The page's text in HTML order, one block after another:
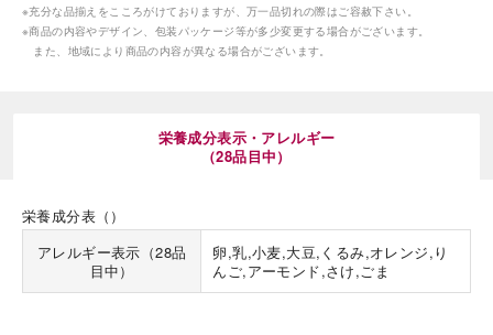
※充分な品揃えをこころがけておりますが、万一品切れの際はご容赦下さい。
※商品の内容やデザイン、包装パッケージ等が多少変更する場合がございます。
また、地域により商品の内容が異なる場合がございます。
栄養成分表示・アレルギー
（28品目中）
栄養成分表（）
アレルギー表示（28品
目中）
卵,乳,小麦,大豆,くるみ,オレンジ,り
んご,アーモンド,さけ,ごま